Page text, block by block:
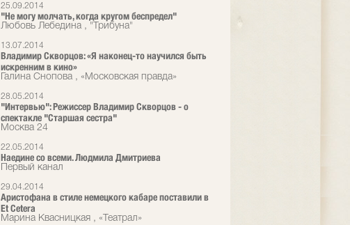
25.09.2014
"Не могу молчать, когда кругом беспредел"
Любовь Лебедина , "Трибуна"
13.07.2014
Владимир Скворцов: «Я наконец-то научился быть
искренним в кино»
Галина Снопова , «Московская правда»
28.05.2014
"Интервью": Режиссер Владимир Скворцов - о
спектакле "Старшая сестра"
Москва 24
22.05.2014
Наедине со всеми. Людмила Дмитриева
Первый канал
29.04.2014
Аристофана в стиле немецкого кабаре поставили в
Et Cetera
Марина Квасницкая , «Театрал»